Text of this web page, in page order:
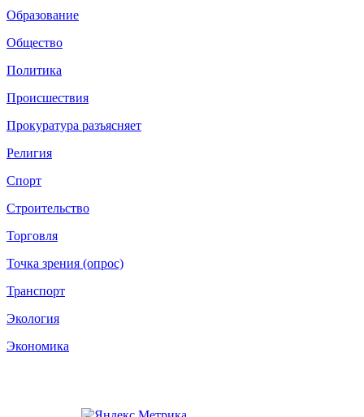
Образование
Общество
Политика
Происшествия
Прокуратура разъясняет
Религия
Спорт
Строительство
Торговля
Точка зрения (опрос)
Транспорт
Экология
Экономика